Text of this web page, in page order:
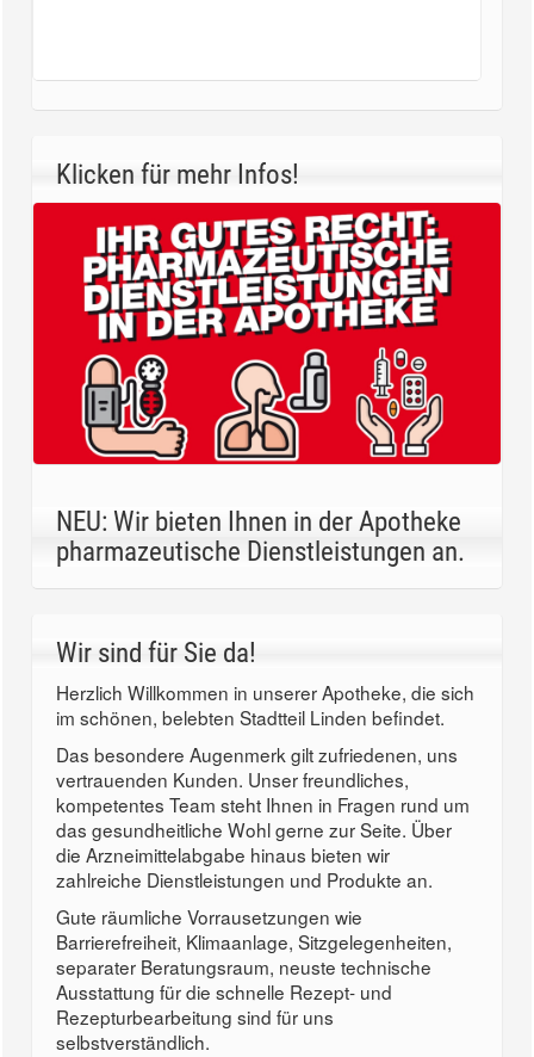
Klicken für mehr Infos!
NEU: Wir bieten Ihnen in der Apotheke
pharmazeutische Dienstleistungen an.
Wir sind für Sie da!
Herzlich Willkommen in unserer Apotheke, die sich
im schönen, belebten Stadtteil Linden befindet.
Das besondere Augenmerk gilt zufriedenen, uns
vertrauenden Kunden. Unser freundliches,
kompetentes Team steht Ihnen in Fragen rund um
das gesundheitliche Wohl gerne zur Seite. Über
die Arzneimittelabgabe hinaus bieten wir
zahlreiche Dienstleistungen und Produkte an.
Gute räumliche Vorrausetzungen wie
Barrierefreiheit, Klimaanlage, Sitzgelegenheiten,
separater Beratungsraum, neuste technische
Ausstattung für die schnelle Rezept- und
Rezepturbearbeitung sind für uns
selbstverständlich.